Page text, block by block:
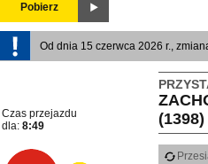
Pobierz
Od dnia 15 czerwca 2026 r.,
(1398)
Czas przejazdu
dla: 8:49